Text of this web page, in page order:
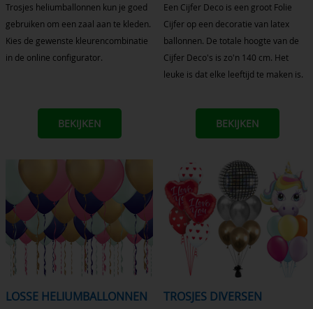
Trosjes heliumballonnen kun je goed
gebruiken om een zaal aan te kleden.
Kies de gewenste kleurencombinatie
in de online configurator.
BEKIJKEN
Een Cijfer Deco is een groot Folie
Cijfer op een decoratie van latex
ballonnen. De totale hoogte van de
Cijfer Deco's is zo'n 140 cm. Het
leuke is dat elke leeftijd te maken is.
BEKIJKEN
LOSSE HELIUMBALLONNEN TROSJES DIVERSEN